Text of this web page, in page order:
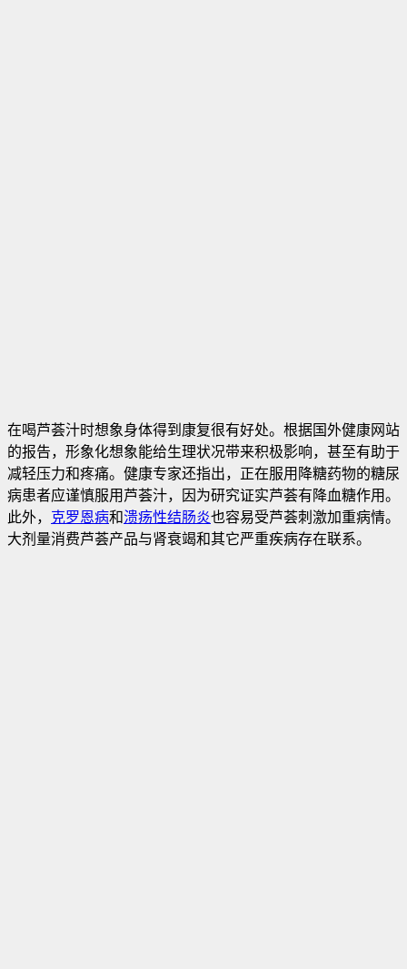
在喝芦荟汁时想象身体得到康复很有好处。根据国外健康网站
的报告，形象化想象能给生理状况带来积极影响，甚至有助于
减轻压力和疼痛。健康专家还指出，正在服用降糖药物的糖尿
病患者应谨慎服用芦荟汁，因为研究证实芦荟有降血糖作用。
此外， 克罗恩病和溃疡性结肠炎也容易受芦荟刺激加重病情。
大剂量消费芦荟产品与肾衰竭和其它严重疾病存在联系。